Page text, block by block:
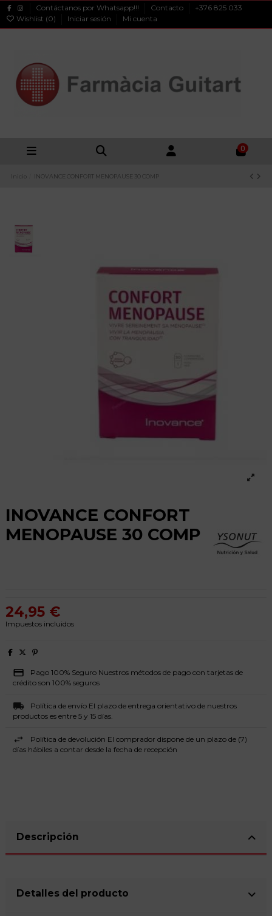
Contáctanos por Whatsapp!!! Contacto
+376 825 033
Wishlist (0) Iniciar sesión Mi cuenta
0
Inicio INOVANCE CONFORT MENOPAUSE 30 COMP
INOVANCE CONFORT
MENOPAUSE 30 COMP
24,95 €
Impuestos incluidos
Pago 100% Seguro Nuestros métodos de pago con tarjetas de
crédito son 100% seguros
Política de envío El plazo de entrega orientativo de nuestros
productos es entre 5 y 15 días.
Política de devolución El comprador dispone de un plazo de (7)
días hábiles a contar desde la fecha de recepción
Descripción
Detalles del producto